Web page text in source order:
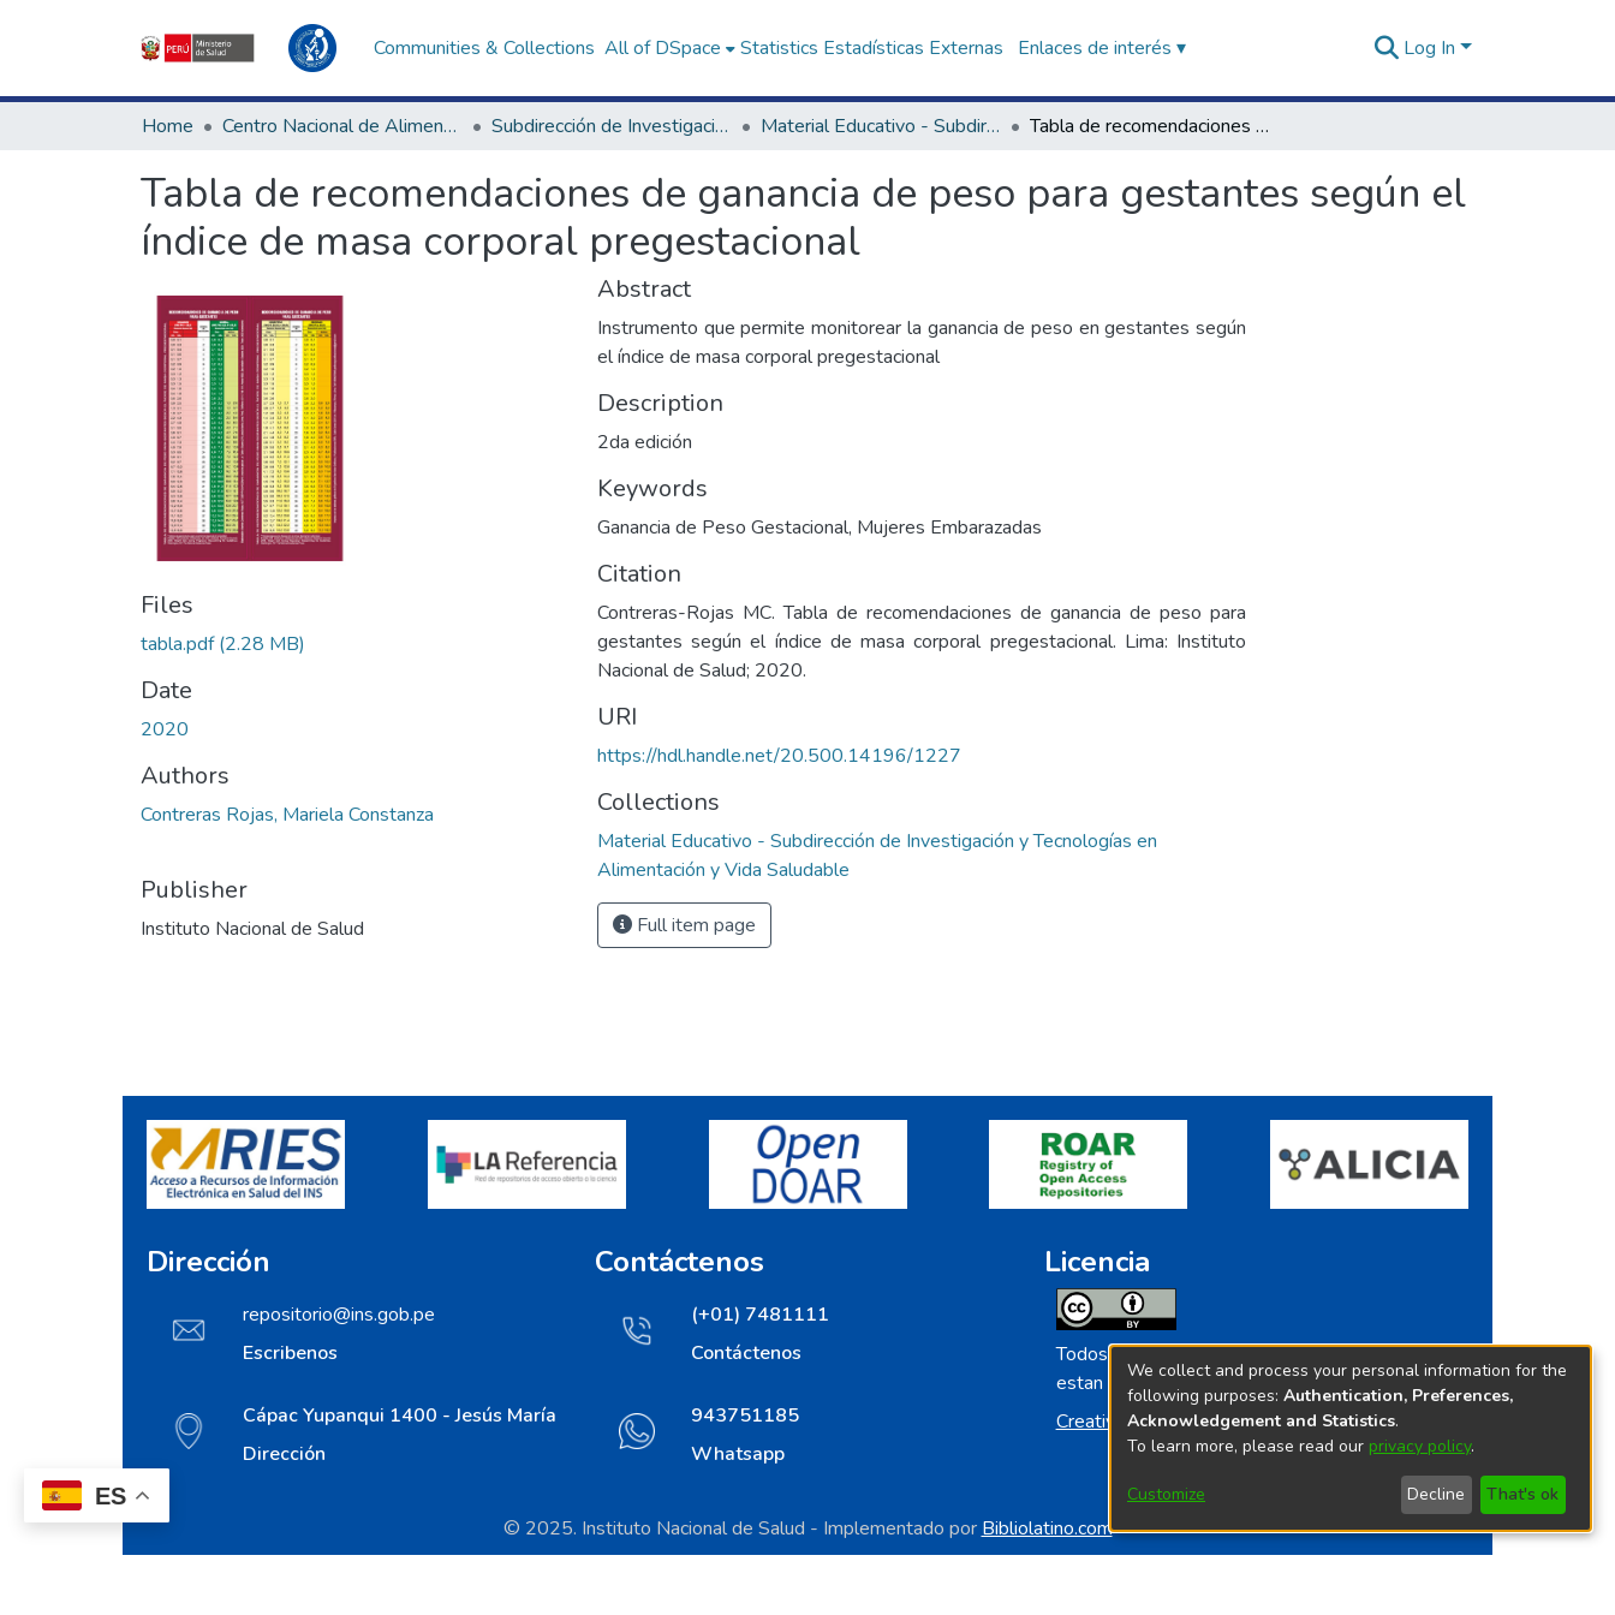
ES
Communities & Collections All of DSpace Statistics Estadísticas Externas Enlaces de interés ▾ Log In
Home Centro Nacional de Alimentación, Nutrición y Vida Saludable Subdirección de Investigación y Tecnologías en Alimentación y Vida Saludable Material Educativo - Subdirección de Investigación y Tecnologías en Alimentación y Vida Saludable Tabla de recomendaciones de ganancia de peso para gestantes según el índice de masa corporal pregestacional
Tabla de recomendaciones de ganancia de peso para gestantes según el
índice de masa corporal pregestacional
Files
tabla.pdf(2.28 MB)
Date
2020
Authors
Contreras Rojas, Mariela Constanza
Publisher
Instituto Nacional de Salud
Abstract
Instrumento que permite monitorear la ganancia de peso en gestantes según
el índice de masa corporal pregestacional
Description
2da edición
Keywords
Ganancia de Peso Gestacional, Mujeres Embarazadas
Citation
Contreras-Rojas MC. Tabla de recomendaciones de ganancia de peso para
gestantes según el índice de masa corporal pregestacional. Lima: Instituto
Nacional de Salud; 2020.
URI
https://hdl.handle.net/20.500.14196/1227
Collections
Material Educativo - Subdirección de Investigación y Tecnologías en
Alimentación y Vida Saludable
Full item page
Dirección
repositorio@ins.gob.pe
Escribenos
Cápac Yupanqui 1400 - Jesús María
Dirección
Contáctenos
(+01) 7481111
Contáctenos
943751185
Whatsapp
Licencia
Todos los contenidos de repositorio.ins.gob.pe
estan licenciados bajo
Creative Commoms License
© 2025. Instituto Nacional de Salud - Implementado por Bibliolatino.com
We collect and process your personal information for the
following purposes: Authentication, Preferences,
Acknowledgement and Statistics.
To learn more, please read our privacy policy.
Customize Decline That's ok